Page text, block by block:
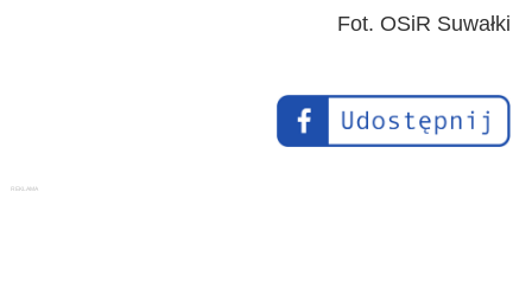
Fot. OSiR Suwałki